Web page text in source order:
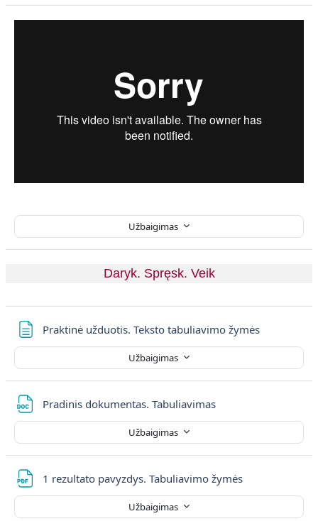
Užbaigimas
Daryk. Spręsk. Veik
Praktinė užduotis. Teksto tabuliavimo žymėsPuslapis
Užbaigimas
Pradinis dokumentas. Tabuliavimas
Užbaigimas
1 rezultato pavyzdys. Tabuliavimo žymės
Užbaigimas